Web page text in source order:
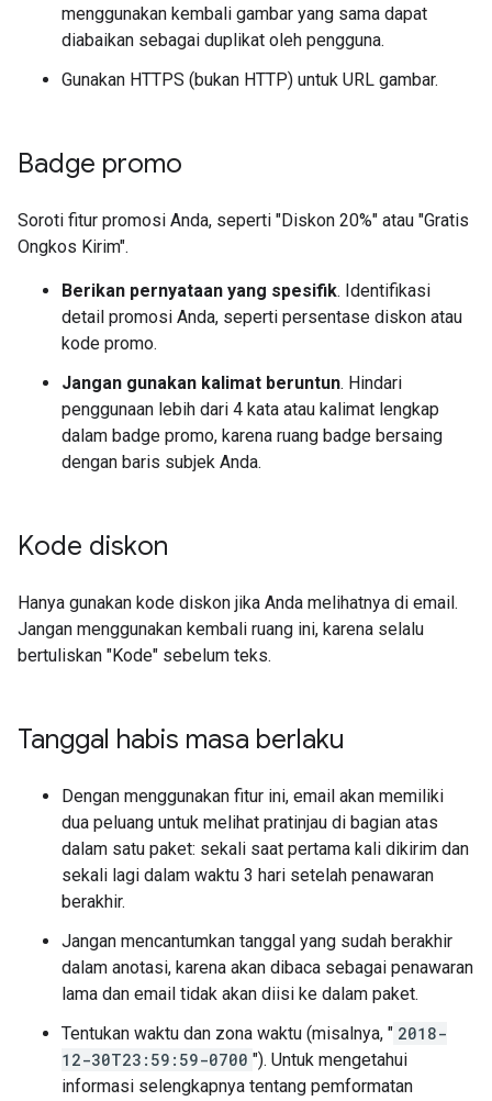
menggunakan kembali gambar yang sama dapat
diabaikan sebagai duplikat oleh pengguna.
Gunakan HTTPS (bukan HTTP) untuk URL gambar.
Badge promo
Soroti fitur promosi Anda, seperti "Diskon 20%" atau "Gratis
Ongkos Kirim".
Berikan pernyataan yang spesifik. Identifikasi
detail promosi Anda, seperti persentase diskon atau
kode promo.
Jangan gunakan kalimat beruntun. Hindari
penggunaan lebih dari 4 kata atau kalimat lengkap
dalam badge promo, karena ruang badge bersaing
dengan baris subjek Anda.
Kode diskon
Hanya gunakan kode diskon jika Anda melihatnya di email.
Jangan menggunakan kembali ruang ini, karena selalu
bertuliskan "Kode" sebelum teks.
Tanggal habis masa berlaku
Dengan menggunakan fitur ini, email akan memiliki
dua peluang untuk melihat pratinjau di bagian atas
dalam satu paket: sekali saat pertama kali dikirim dan
sekali lagi dalam waktu 3 hari setelah penawaran
berakhir.
Jangan mencantumkan tanggal yang sudah berakhir
dalam anotasi, karena akan dibaca sebagai penawaran
lama dan email tidak akan diisi ke dalam paket.
Tentukan waktu dan zona waktu (misalnya, " 2018-
12-30T23:59:59-0700 "). Untuk mengetahui
informasi selengkapnya tentang pemformatan